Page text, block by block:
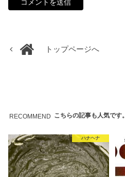
トップページへ
RECOMMEND こちらの記事も人気です。
ハナヘナ